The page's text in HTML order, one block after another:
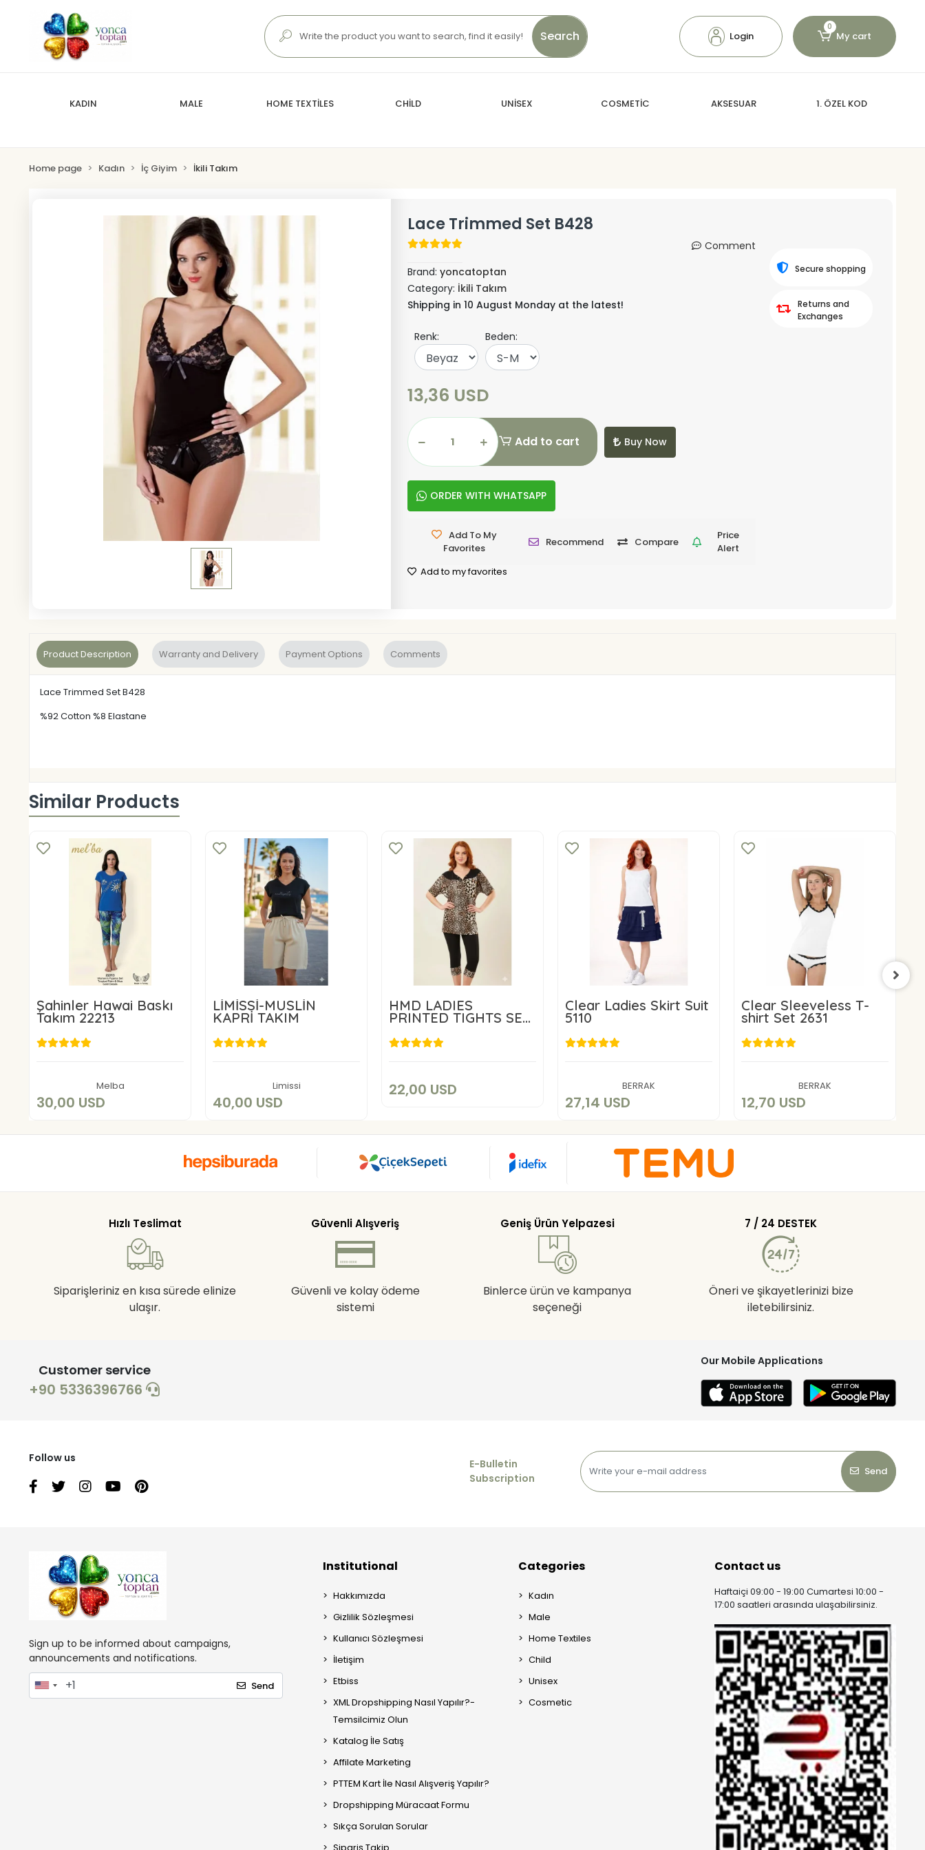
Search Login
0
My cart
KADIN MALE HOME TEXTİLES CHİLD UNİSEX COSMETİC AKSESUAR 1. ÖZEL KOD
Home page Kadın İç Giyim İkili Takım
Lace Trimmed Set B428
Comment
Brand: yoncatoptan
Category: İkili Takım
Shipping in 10 August Monday at the latest!
Renk: Beden:
13,36 USD
Add to cart Buy Now
ORDER WITH WHATSAPP
Add To My
Favorites
Recommend Compare
Price
Alert
Add to my favorites
Secure shopping
Returns and
Exchanges
Product Description Warranty and Delivery Payment Options Comments
Lace Trimmed Set B428
%92 Cotton %8 Elastane
Similar Products
Şahinler Hawai Baskı
Takım 22213
Melba
30,00 USD
Add to cart
LİMİSSİ-MÜSLİN
KAPRİ TAKIM
Limissi
40,00 USD
Add to cart
HMD LADIES
PRINTED TIGHTS SET
22,00 USD
22,00 USD
Clear Ladies Skirt Suit
5110
BERRAK
27,14 USD
Add to cart
Clear Sleeveless T-
shirt Set 2631
BERRAK
12,70 USD
Add to cart
Hızlı Teslimat
Siparişleriniz en kısa sürede elinize
ulaşır.
Güvenli Alışveriş
Güvenli ve kolay ödeme
sistemi
Geniş Ürün Yelpazesi
Binlerce ürün ve kampanya
seçeneği
7 / 24 DESTEK
Öneri ve şikayetlerinizi bize
iletebilirsiniz.
Customer service
+90 5336396766
Our Mobile Applications
Follow us
E-Bulletin
Subscription
Send
Sign up to be informed about campaigns,
announcements and notifications.
Send
Institutional
Hakkımızda
Gizlilik Sözleşmesi
Kullanıcı Sözleşmesi
İletişim
Etbiss
XML Dropshipping Nasıl Yapılır?-
Temsilcimiz Olun
Katalog İle Satış
Affilate Marketing
PTTEM Kart İle Nasıl Alışveriş Yapılır?
Dropshipping Müracaat Formu
Sıkça Sorulan Sorular
Categories
Kadın
Male
Home Textiles
Child
Unisex
Cosmetic
Contact us
Haftaiçi 09:00 - 19:00 Cumartesi 10:00 -
17:00 saatleri arasında ulaşabilirsiniz.